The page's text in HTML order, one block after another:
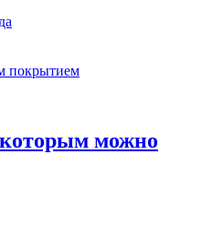
покрытием
можно